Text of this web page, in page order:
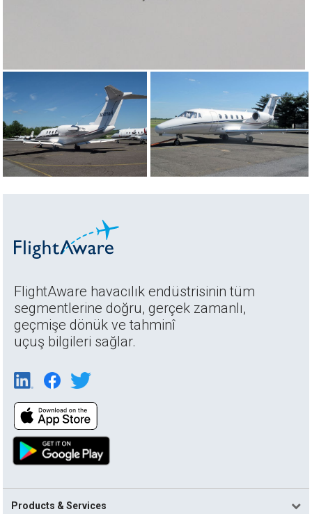
FlightAware havacılık endüstrisinin tüm
segmentlerine doğru, gerçek zamanlı,
geçmişe dönük ve tahminî
uçuş bilgileri sağlar.
Products & Services